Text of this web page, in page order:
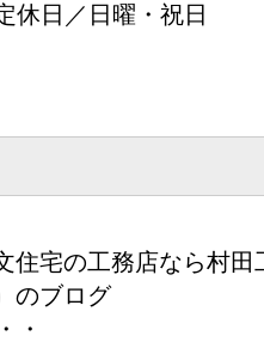
休日／日曜・祝日
住宅の工務店なら村田
のブログ
・